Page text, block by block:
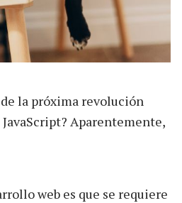
la próxima revolución
Aparentemente,
web es que se requiere